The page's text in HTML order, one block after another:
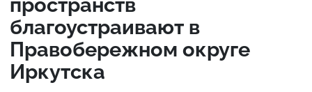
пространств
благоустраивают в
Правобережном округе
Иркутска